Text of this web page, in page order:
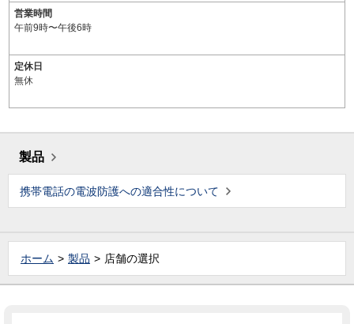
営業時間
午前9時〜午後6時
定休日
無休
製品
携帯電話の電波防護への適合性について
ホーム 製品 店舗の選択